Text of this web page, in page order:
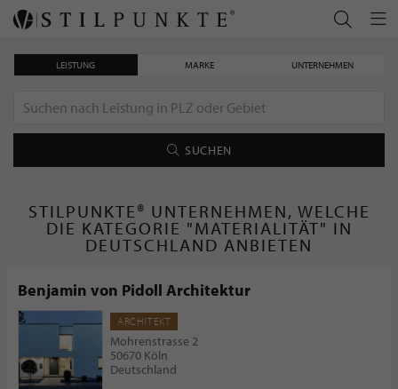
LEISTUNG MARKE UNTERNEHMEN
SUCHEN
STILPUNKTE® UNTERNEHMEN, WELCHE
DIE KATEGORIE "MATERIALITÄT" IN
DEUTSCHLAND ANBIETEN
Benjamin von Pidoll Architektur
ARCHITEKT
Mohrenstrasse 2
50670 Köln
Deutschland